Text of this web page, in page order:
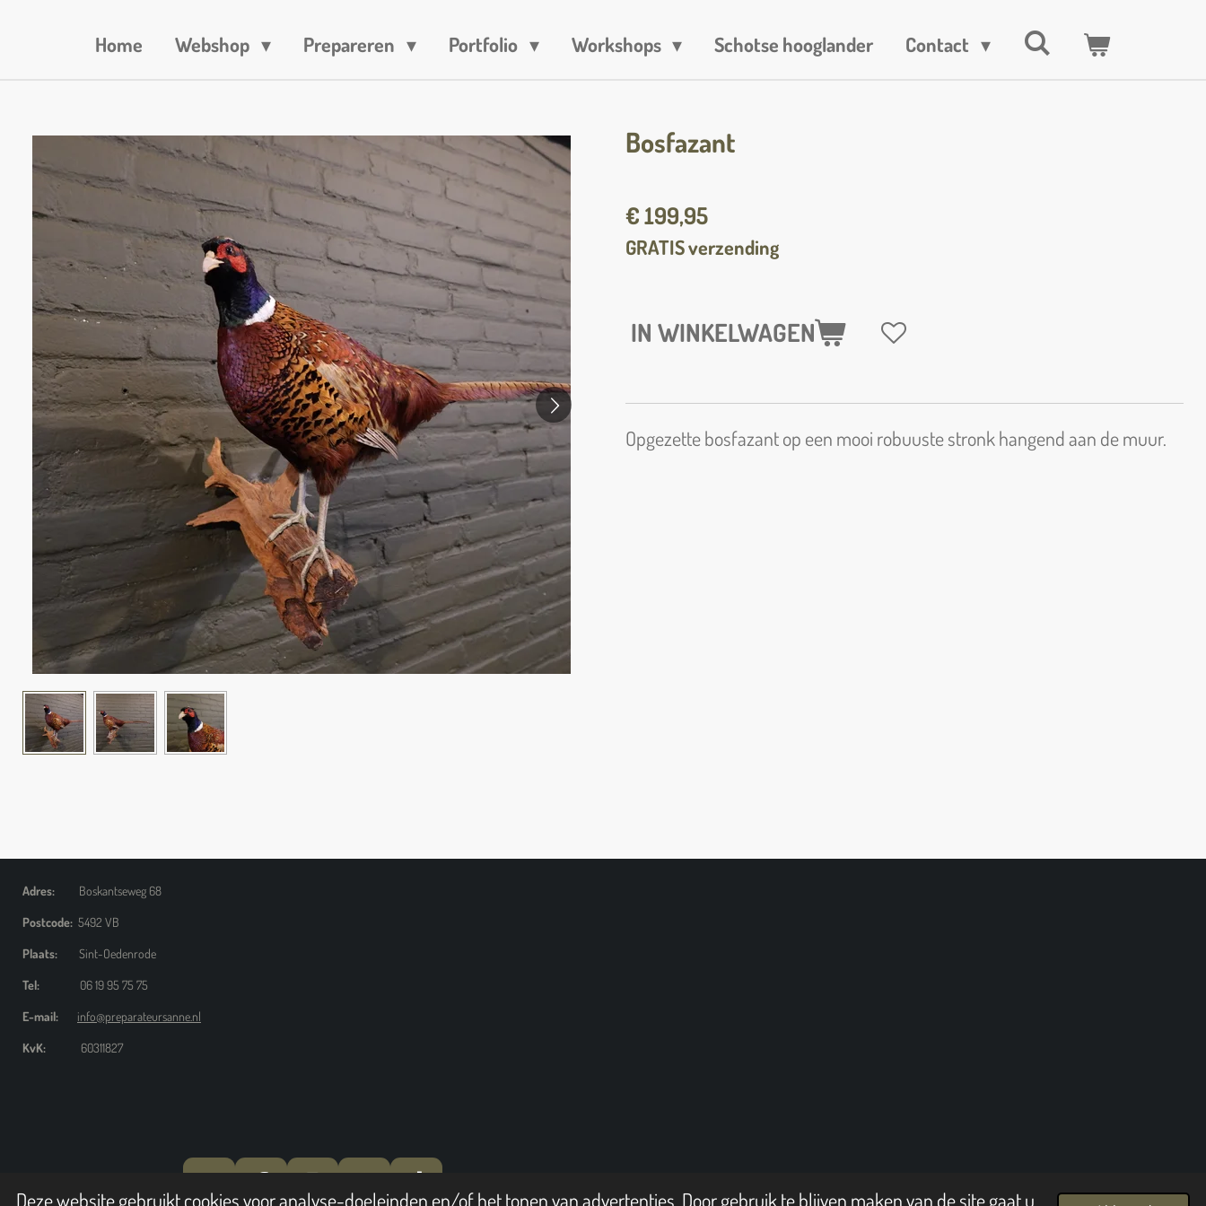
Deze website gebruikt cookies voor analyse-doeleinden en/of het tonen van advertenties. Door gebruik te blijven maken van de site gaat u
Home Webshop Prepareren Portfolio Workshops Schotse hooglander Contact
Bosfazant
€ 199,95
GRATIS verzending
IN WINKELWAGEN
Opgezette bosfazant op een mooi robuuste stronk hangend aan de muur.
Adres: Boskantseweg 68
Postcode: 5492 VB
Plaats: Sint-Oedenrode
Tel: 06 19 95 75 75
E-mail: info@preparateursanne.nl
KvK: 60311827
Y
F
I
W
T